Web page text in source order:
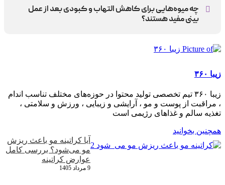
التهاب را افزایش دهند و روند بهبودی را کند کنند.
چه میوه‌هایی برای کاهش التهاب و کبودی بعد از عمل
بینی مفید هستند؟
سرشار از ویتامین C هستند، می‌توانند به تسریع فرآیند ترمیم و
زیبا ۳۶۰
زیبا ۳۶۰ تیم تخصصی تولید محتوا در حوزه‌های مختلف تناسب اندام
، مراقبت از پوست و مو ، آرایشی و زیبایی ، ورزش و سلامتی ،
تغذیه سالم و غذاهای رژیمی است
همچنین بخوانید
آیا کراتینه مو باعث ریزش
مو می‌شود؟ بررسی کامل
عوارض کراتینه
9 مرداد 1405